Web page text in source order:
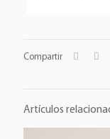
Compartir
Artículos